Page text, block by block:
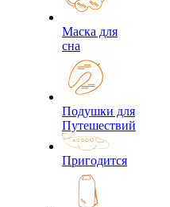
Маска для
сна
Подушки для
Путешествий
Пригодится